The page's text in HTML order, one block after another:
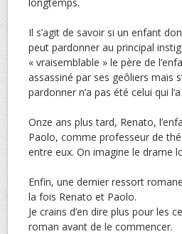
Il s’agit de savoir si un enfant
peut pardonner au principal
« vraisemblable » le père de
assassiné par ses geôliers mais
pardonner n’a pas été celui qui
Onze ans plus tard, Renato,
Paolo, comme professeur de
entre eux. On imagine le drame
Enfin, une dernier ressort
la fois Renato et Paolo.
Je crains d’en dire plus pour les
roman avant de le commencer.